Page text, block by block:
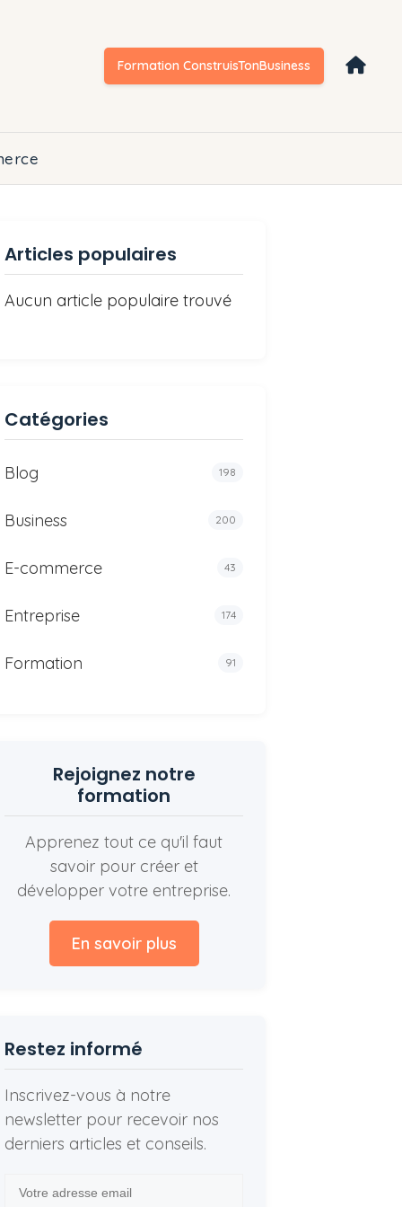
Formation ConstruisTonBusiness
Articles populaires
Aucun article populaire trouvé
Catégories
Blog 198
Business 200
E-commerce 43
Entreprise 174
Formation 91
Rejoignez notre
formation
Apprenez tout ce qu'il faut
savoir pour créer et
développer votre entreprise.
En savoir plus
Restez informé
Inscrivez-vous à notre
newsletter pour recevoir nos
derniers articles et conseils.